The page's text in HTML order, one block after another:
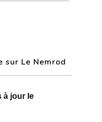
sur Le Nemrod
à jour le